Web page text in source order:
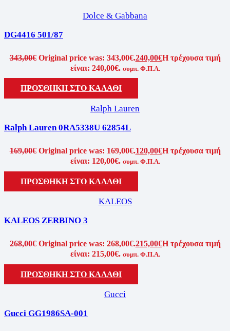
Dolce & Gabbana
DG4416 501/87
343,00€ Original price was: 343,00€.240,00€Η τρέχουσα τιμή
είναι: 240,00€. συμπ. Φ.Π.Α.
ΠΡΟΣΘΗΚΗ ΣΤΟ ΚΑΛΑΘΙ
Ralph Lauren
Ralph Lauren 0RA5338U 62854L
169,00€ Original price was: 169,00€.120,00€Η τρέχουσα τιμή
είναι: 120,00€. συμπ. Φ.Π.Α.
ΠΡΟΣΘΗΚΗ ΣΤΟ ΚΑΛΑΘΙ
KALEOS
KALEOS ZERBINO 3
268,00€ Original price was: 268,00€.215,00€Η τρέχουσα τιμή
είναι: 215,00€. συμπ. Φ.Π.Α.
ΠΡΟΣΘΗΚΗ ΣΤΟ ΚΑΛΑΘΙ
Gucci
Gucci GG1986SA-001